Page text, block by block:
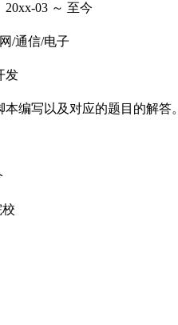
03 ～ 至今
/通信/电子
发
编写以及对应的题目的解答。